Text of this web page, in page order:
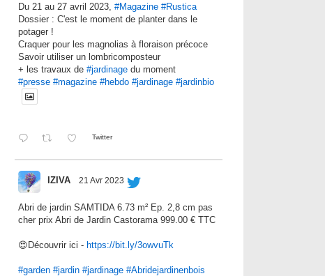
Du 21 au 27 avril 2023,#Magazine #Rustica
Dossier : C'est le moment de planter dans le
potager !
Craquer pour les magnolias à floraison précoce
Savoir utiliser un lombricomposteur
+ les travaux de#jardinage du moment
#presse #magazine #hebdo #jardinage #jardinbio
Twitter
IZIVA 21 Avr 2023
Abri de jardin SAMTIDA 6.73 m² Ep. 2,8 cm pas
cher prix Abri de Jardin Castorama 999.00 € TTC
😍Découvrir ici - https://bit.ly/3owvuTk
#garden #jardin #jardinage #Abridejardinenbois